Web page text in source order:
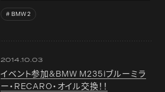
BMW 2
2014.10.03
イベント参加&BMW M235iブルーミラ
ー・RECARO・オイル交換！！